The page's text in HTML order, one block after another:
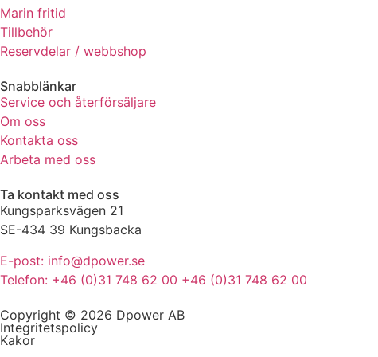
Marin fritid
Tillbehör
Reservdelar / webbshop
Snabblänkar
Service och återförsäljare
Om oss
Kontakta oss
Arbeta med oss
Ta kontakt med oss
Kungsparksvägen 21
SE-434 39 Kungsbacka
E-post: info@dpower.se
Telefon: +46 (0)31 748 62 00 +46 (0)31 748 62 00
Copyright © 2026 Dpower AB
Integritetspolicy
Kakor
de här
kakorna
kommer viss
funktionalitet
från
hemsidan.
Marknadsföring
med dig av dina
intressen och ditt
beteende när du
chansen att få se
personligt
och erbjudanden.